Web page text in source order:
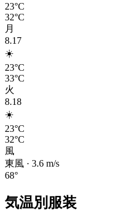
23°C
32°C
月
8.17
☀️
23°C
33°C
火
8.18
☀️
23°C
32°C
風
東風 · 3.6 m/s
68°
気温別服装